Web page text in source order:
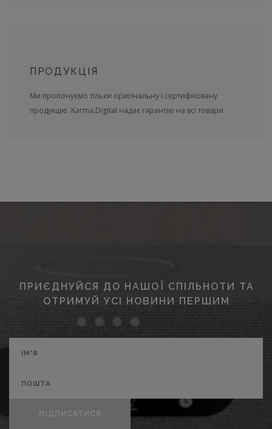
ПРОДУКЦІЯ
Ми пропонуємо тільки оригінальну і сертифіковану
продукцію. Karma.Digital надає гарантію на всі товари.
ПРИЄДНУЙСЯ ДО НАШОЇ СПІЛЬНОТИ ТА
ОТРИМУЙ УСІ НОВИНИ ПЕРШИМ
ПІДПИСАТИСЯ